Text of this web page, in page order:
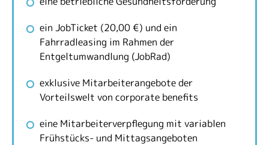
ein JobTicket (20,00 €) und ein
Fahrradleasing im Rahmen der
Entgeltumwandlung (JobRad)
exklusive Mitarbeiterangebote der
Vorteilswelt von corporate benefits
eine Mitarbeiterverpflegung mit variablen
Frühstücks- und Mittagsangeboten